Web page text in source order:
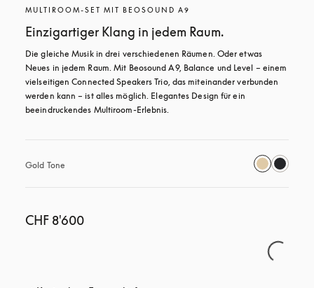
MULTIROOM-SET MIT BEOSOUND A9
Einzigartiger Klang in jedem Raum.
Die gleiche Musik in drei verschiedenen Räumen. Oder etwas
Neues in jedem Raum. Mit Beosound A9, Balance und Level – einem
vielseitigen Connected Speakers Trio, das miteinander verbunden
werden kann – ist alles möglich. Elegantes Design für ein
beeindruckendes Multiroom-Erlebnis.
Gold Tone
CHF 8'600